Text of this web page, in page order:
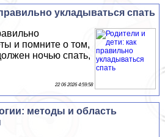
укладываться спать
и помните о том,
ночью спать,
22 06 2026 4:59:58
методы и область